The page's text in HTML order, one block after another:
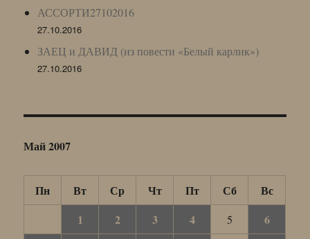
АССОРТИ27102016
27.10.2016
ЗАЕЦ и ДАВИД (из повести «Белый карлик»)
27.10.2016
Май 2007
Пн Вт Ср Чт Пт Сб
Вс
1
2 3 4 5
6